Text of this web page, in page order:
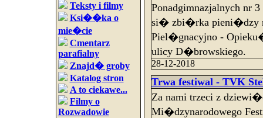
Teksty i filmy
Ksi��ka o
mie�cie
Cmentarz
parafialny
Znajd� groby
Katalog stron
A to ciekawe...
Filmy o
Rozwadowie
Ponadgimnazjalnych nr
si� zbi�rka pieni�dzy
Piel�gnacyjno -
ulicy D�browskiego.
28-12-2018
Trwa festiwal - TVK
Za nami trzeci z
Mi�dzynarodowego